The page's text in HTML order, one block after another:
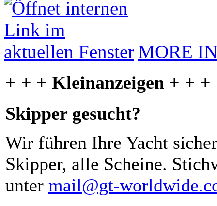
MORE
+ + + Kleinanzeigen + + +
Skipper gesucht?
Wir führen Ihre Yacht
Skipper, alle Scheine.
unter mail@gt-